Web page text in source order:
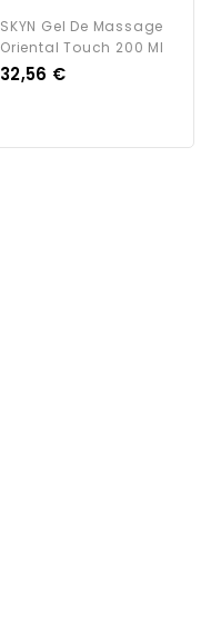
SKYN Gel De Massage
Oriental Touch 200 Ml
Prix
32,56 €